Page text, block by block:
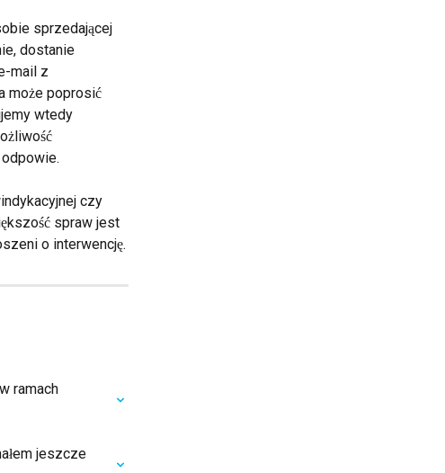
sprzedającej
dostanie
mail z
może poprosić
wtedy
czy
spraw jest
o interwencję.
ramach
jeszcze